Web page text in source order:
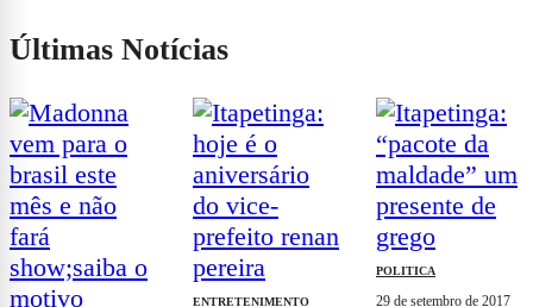
Últimas Notícias
ENTRETENIMENTO
POLITICA
29 de setembro de 2017